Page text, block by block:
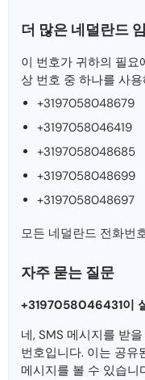
더 많은 네덜란드
이 번호가 귀하의 필
상 번호 중 하나를 사
+3197058048679
+3197058046419
+3197058048685
+3197058048699
+3197058048697
모든 네덜란드 전화번
자주 묻는 질문
+3197058046431이
네, SMS 메시지를 받
번호입니다. 이는 공유
메시지를 볼 수 있습니